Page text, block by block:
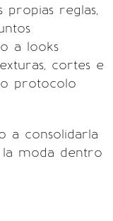
propias reglas,
a looks
cortes e
protocolo
a consolidarla
moda dentro